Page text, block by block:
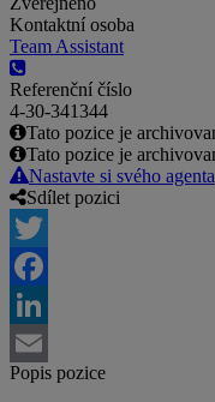
Kontaktní osoba
Team Assistant
Referenční číslo
4-30-341344
Tato pozice je
Tato pozice je
Nastavte si svého agenta
Sdílet pozici
Twitter
Facebook
LinkedIn
Email
Popis pozice